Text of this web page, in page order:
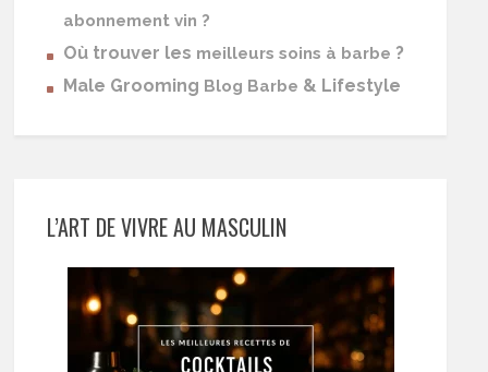
abonnement vin ?
Où trouver les meilleurs soins à barbe ?
Male Grooming Blog Barbe & Lifestyle
L’ART DE VIVRE AU MASCULIN